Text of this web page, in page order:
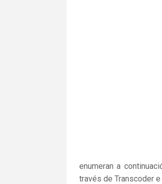
enumeran a
través de Transcoder